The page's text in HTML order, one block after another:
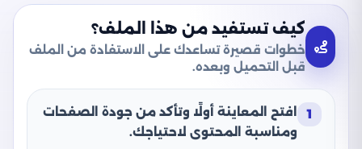
كيف تستفيد من هذا الملف؟
خطوات قصيرة تساعدك على الاستفادة من الملف
قبل التحميل وبعده.
1
افتح المعاينة أولًا وتأكد من جودة الصفحات
ومناسبة المحتوى لاحتياجك.